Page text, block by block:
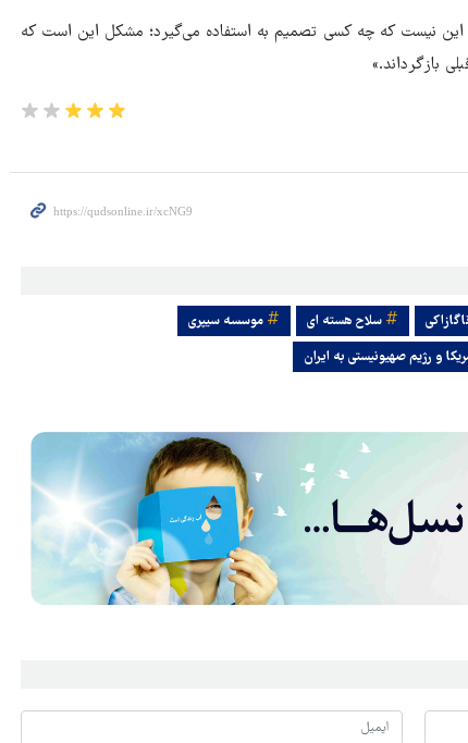
این نیست که چه کسی تصمیم به استفاده می‌گیرد؛ مشکل این است که
بازگرداند.»
ناگازاکی سلاح هسته ای
موسسه سیپری
و رژیم صهیونیستی به ایران